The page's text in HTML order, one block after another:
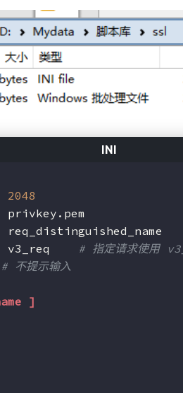
2048
privkey.pem
req_distinguished_name
v3_req
# 指定请求使用
# 不提示输入
]